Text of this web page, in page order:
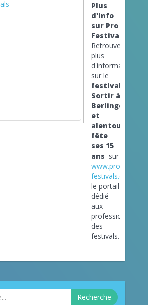
Plus
d'info
sur Pro
Festivals
Retrouvez
plus
d'informations
sur le
festival
Sortir à
Berlingotville
et
alentour
fête
ses 15
ans sur
www.pro-
festivals.com
le portail
dédié
aux
professionnels
des
festivals.
Recherche